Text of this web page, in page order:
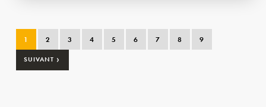
1 2 3 4 5 6 7 8 9
SUIVANT ›